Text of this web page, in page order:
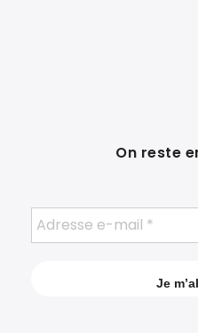
On reste